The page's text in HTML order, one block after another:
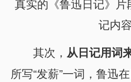
真实的《鲁迅日记》
记内
其次， 从日记用词
所写“发薪”一词，鲁迅